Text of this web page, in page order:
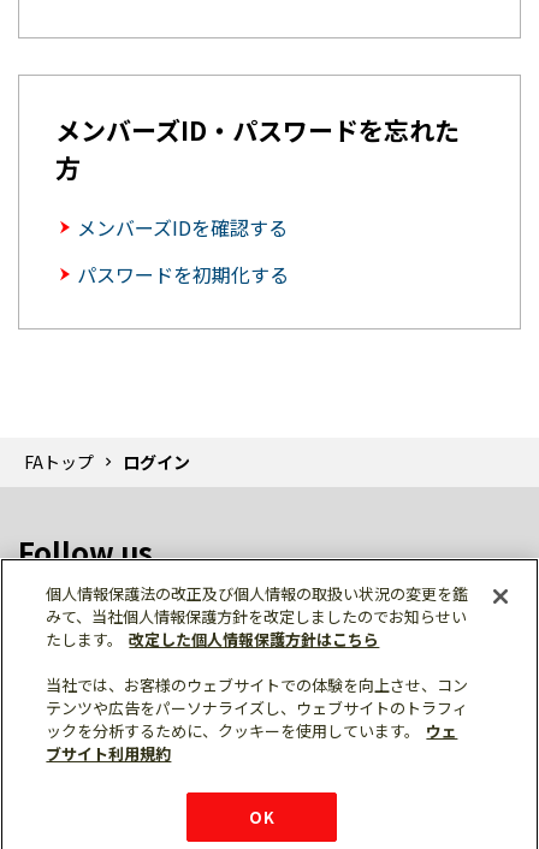
メンバーズID・パスワードを忘れた
方
メンバーズIDを確認する
パスワードを初期化する
FAトップ ログイン
Follow us
個人情報保護 利用規約
ご利用にあたって
サイトマップ
三菱電機トップ
個人情報保護法の改正及び個人情報の取扱い状況の変更を鑑
みて、当社個人情報保護方針を改定しましたのでお知らせい
たします。
改定した個人情報保護方針はこちら
当社では、お客様のウェブサイトでの体験を向上させ、コン
テンツや広告をパーソナライズし、ウェブサイトのトラフィ
ックを分析するために、クッキーを使用しています。
ウェ
ブサイト利用規約
OK
チャットサービス